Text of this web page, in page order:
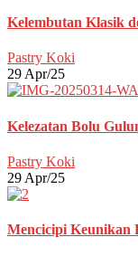
Kelembutan Klasik
Pastry Koki
29 Apr/25
Kelezatan Bolu
Pastry Koki
29 Apr/25
Mencicipi Keunikan